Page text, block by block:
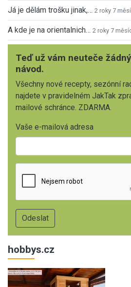
Já je dělám trošku jinak,… 2 roky 7
A kde je na orientalnich… 2 roky 7
Teď už vám neuteče
návod.
Všechny nové recepty, sezónní
najdete v pravidelném JakTak
mailové schránce. ZDARMA.
Vaše e-mailová adresa
hobbys.cz